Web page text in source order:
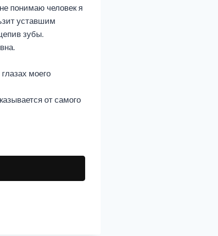
понимаю человек я
уставшим
зубы.
моего
от самого